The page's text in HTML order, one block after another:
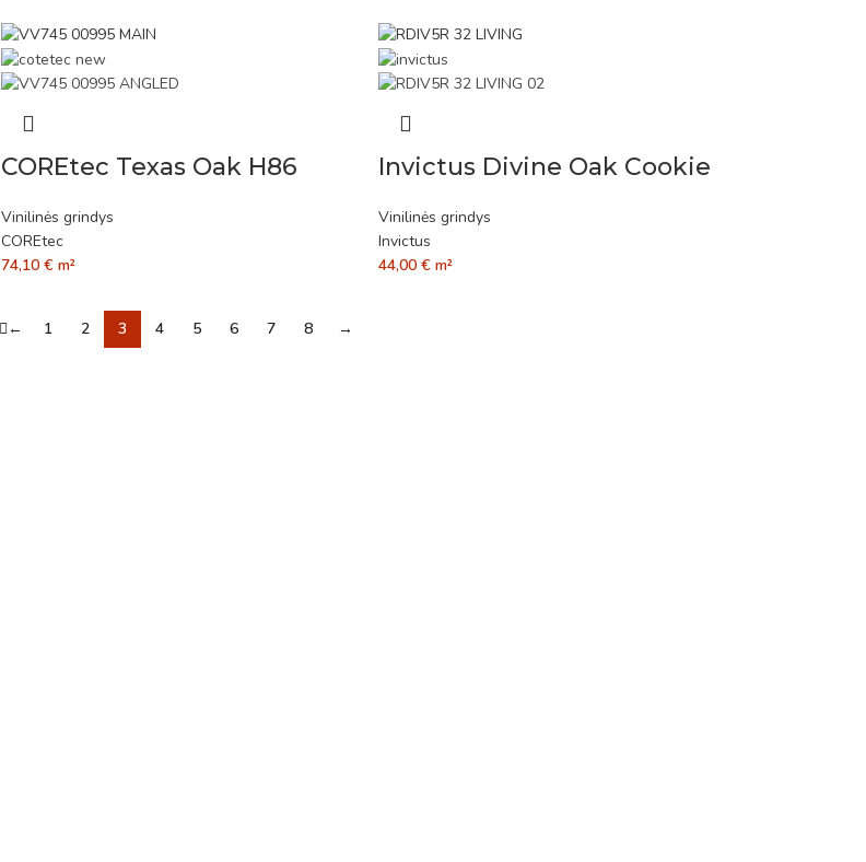
COREtec Texas Oak H86
Vinilinės grindys
COREtec
74,10€ m²
Invictus Divine Oak Cookie
Vinilinės grindys
Invictus
44,00 € m²
← 1 2 3 4 5 6 7 8 →